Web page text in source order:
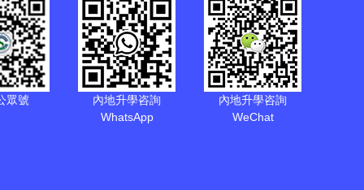
眾號
內地升學咨詢
WhatsApp
內地升學咨詢
WeChat